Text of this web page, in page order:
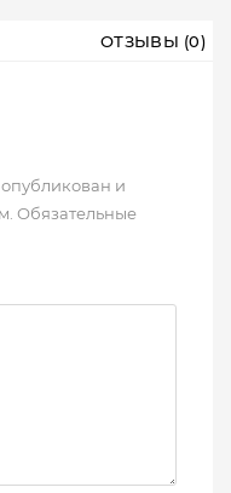
ОТЗЫВЫ (0)
и
Обязательные